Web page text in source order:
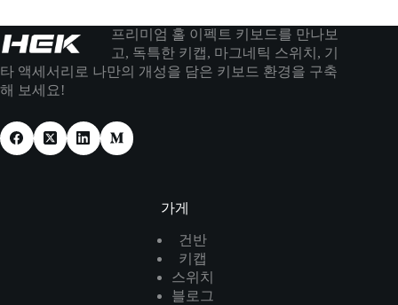
프리미엄 홀 이펙트 키보드를 만나보
고, 독특한 키캡, 마그네틱 스위치, 기
타 액세서리로 나만의 개성을 담은 키보드 환경을 구축
해 보세요!
가게
건반
키캡
스위치
블로그